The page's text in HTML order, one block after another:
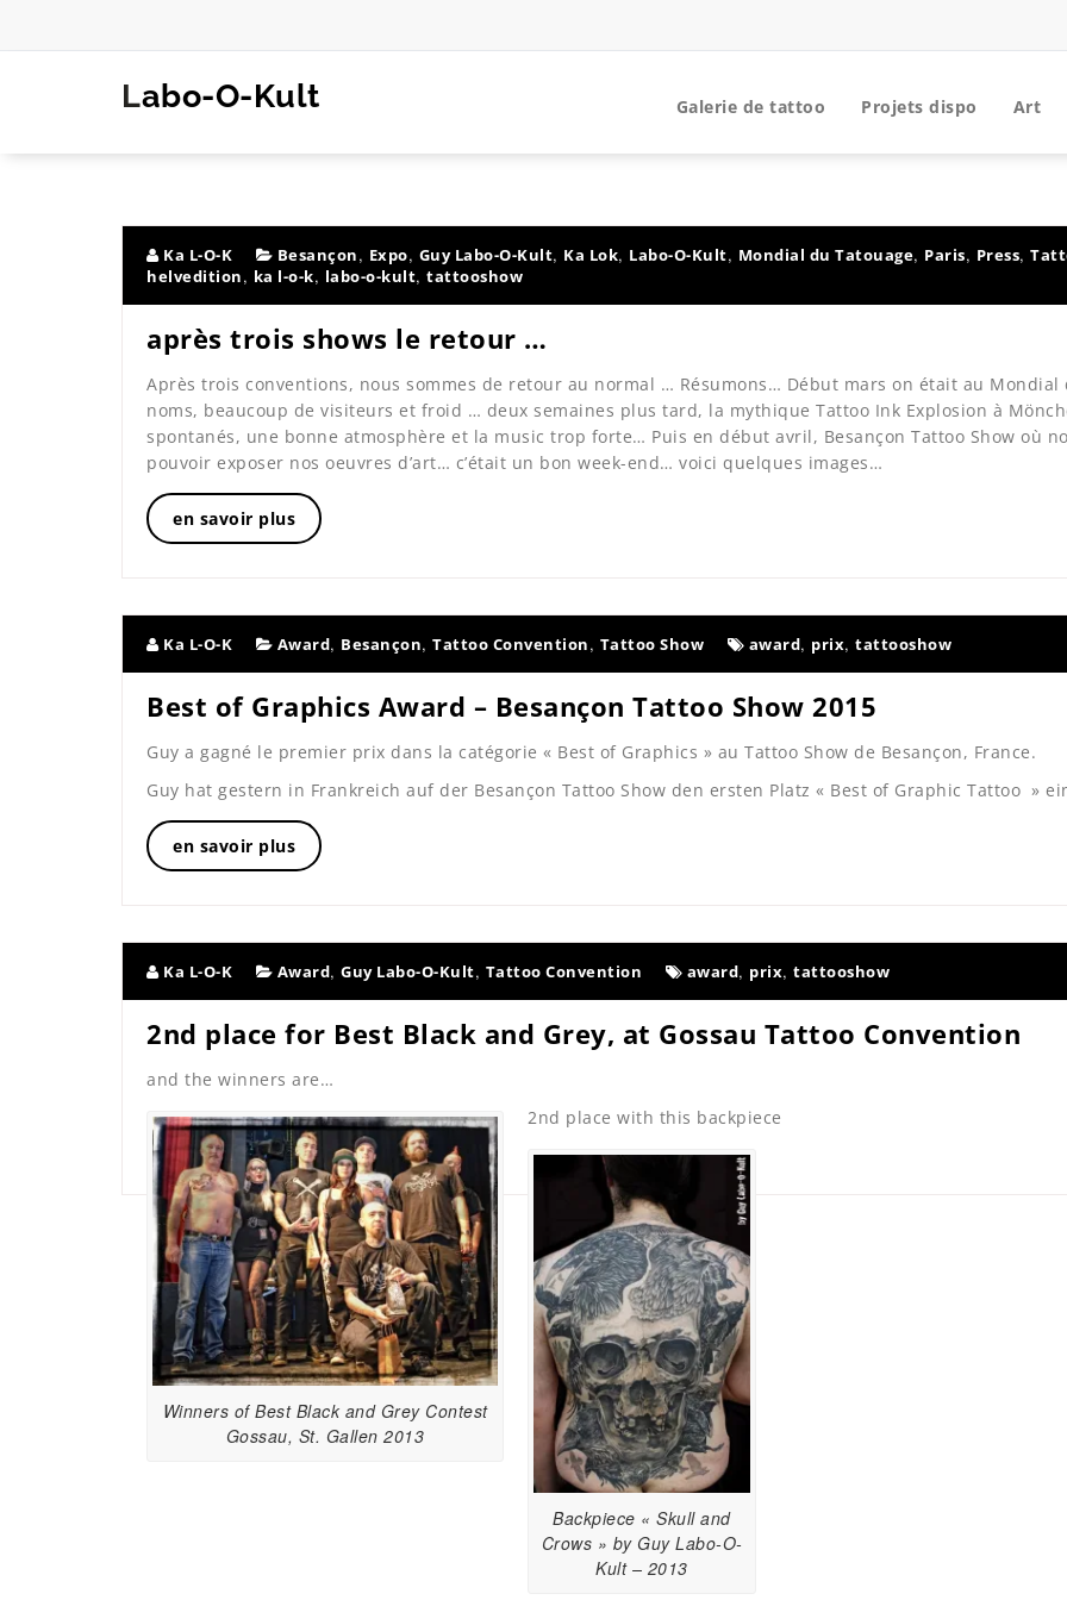
content
Labo-O-Kult Galerie de tattoo Projets dispo Art
Ka L-O-K Besançon, Expo, Guy Labo-O-Kult, Ka Lok, Labo-O-Kult, Mondial du Tatouage, Paris, Press,
helvedition, ka l-o-k, labo-o-kult, tattooshow
après trois shows le retour …
Après trois conventions, nous sommes de retour au normal … Résumons… Début mars on était au
noms, beaucoup de visiteurs et froid … deux semaines plus tard, la mythique Tattoo Ink Explosion à
spontanés, une bonne atmosphère et la music trop forte… Puis en début avril, Besançon Tattoo Show où
pouvoir exposer nos oeuvres d’art… c’était un bon week-end… voici quelques images…
en savoir plus
Ka L-O-K Award, Besançon, Tattoo Convention, Tattoo Show award, prix, tattooshow
Best of Graphics Award – Besançon Tattoo Show 2015
Guy a gagné le premier prix dans la catégorie « Best of Graphics » au Tattoo Show de Besançon, France.
Guy hat gestern in Frankreich auf der Besançon Tattoo Show den ersten Platz « Best of Graphic Tattoo »
en savoir plus
Ka L-O-K Award, Guy Labo-O-Kult, Tattoo Convention award, prix, tattooshow
2nd place for Best Black and Grey, at Gossau Tattoo Convention
and the winners are…
Winners of Best Black and Grey Contest
Gossau, St. Gallen 2013
2nd place with this backpiece
Backpiece « Skull and
Crows » by Guy Labo-O-
Kult – 2013